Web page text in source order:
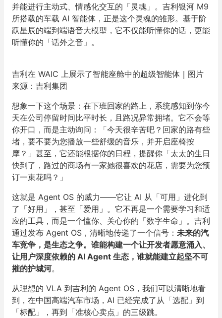
并能进行主动式、情感化交互的「灵魂」。吉利银河 M9
所搭载的车载 AI 智能体，正是这个灵魂的雏形。基于阶
跃星辰的端到端语音大模型，它不仅能听懂你的话，更能
听懂你的「话外之音」。
吉利在 WAIC 上展示了智能座舱中的超级智能体｜图片
来源：吉利集团
想象一下这个场景：在下班回家的路上，系统感知到你今
天在公司停留时间比平时长，且路况异常拥堵。它不会等
你开口，而是主动询问：「今天很辛苦吧？回家的路有些
堵，要不要为您播放一些舒缓的音乐，并开启座椅按
摩？」甚至，它还能根据你的日程，提醒你「太太的生日
快到了，路过的商场有一家她很喜欢的花店，需要为您预
订一束花吗？」
这就是 Agent OS 的威力——它让 AI 从「可用」进化到
了「好用」，甚至「爱用」。它不再是一个需要学习和适
应的工具，而是一个懂你、关心你的「数字生命」。吉利
通过发布 Agent OS，清晰地传递了一个信号： 未来的汽
车竞争，是生态之争。谁能构建一个让开发者愿意涌入、
让用户深度依赖的 AI Agent 生态，谁就能建立起坚不可
摧的护城河。
从理想的 VLA 到吉利的 Agent OS，我们可以清晰地看
到，在中国高端汽车市场，AI 已经完成了从「选配」到
「标配」，再到「准核心卖点」的三级跳。